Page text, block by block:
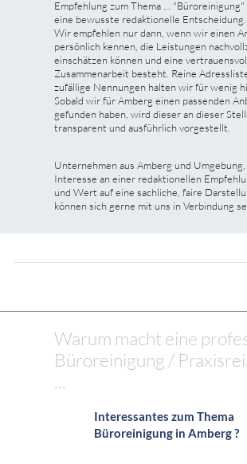
Empfehlung zum Thema ... "Büroreinigung"
eine bewusste redaktionelle Entscheidung.
Wir empfehlen nur dann, wenn wir einen
persönlich kennen, die Leistungen
einschätzen können und eine
Zusammenarbeit besteht. Reine
zufällige Nennungen halten wir für wenig
Sobald wir für Amberg einen passenden
gefunden haben, wird dieser an dieser
transparent und ausführlich vorgestellt.
Unternehmen aus Amberg und Umgebung,
Interesse an einer redaktionellen
und Wert auf eine sachliche, faire
können sich gerne mit uns in Verbindung
Warum macht eine
Büroreinigung /
...
Interessantes zum Thema
Büroreinigung in Amberg ?